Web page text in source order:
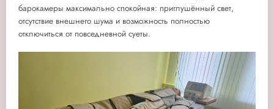
барокамеры максимально спокойная: приглушённый свет,
отсутствие внешнего шума и возможность полностью
отключиться от повседневной суеты.